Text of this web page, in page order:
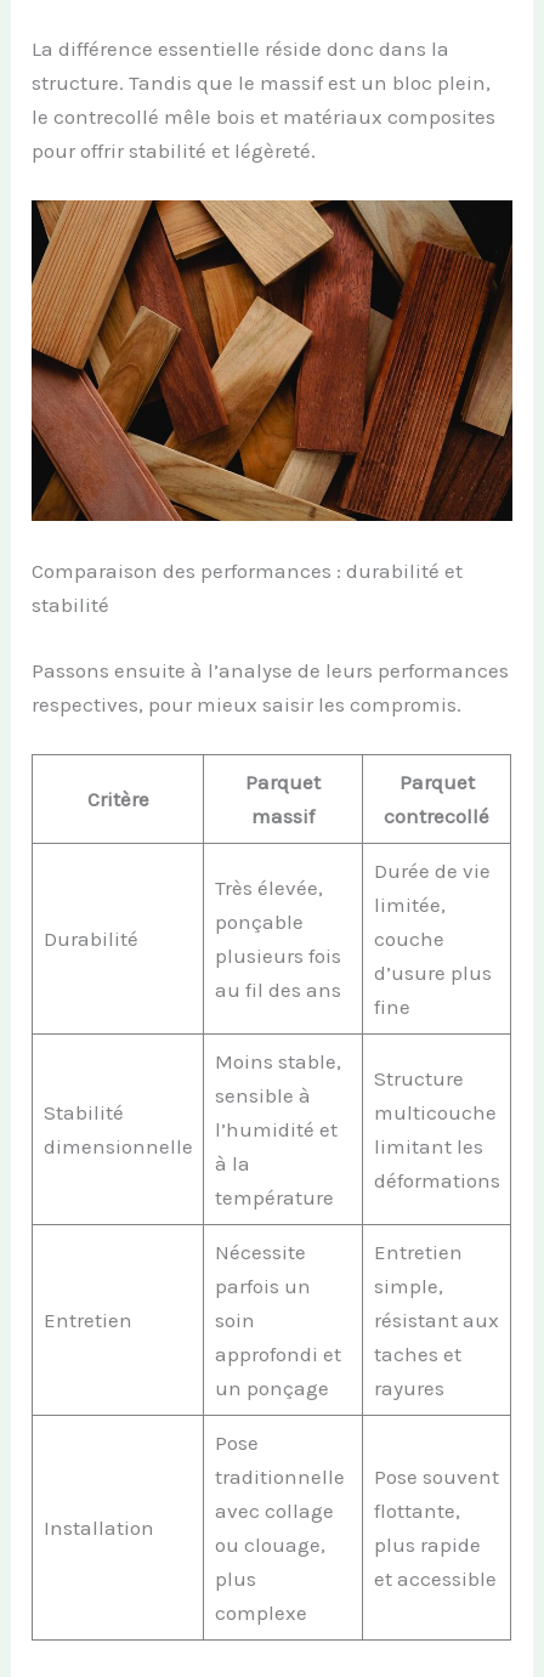
La différence essentielle réside donc dans la
structure. Tandis que le massif est un bloc plein,
le contrecollé mêle bois et matériaux composites
pour offrir stabilité et légèreté.
Comparaison des performances : durabilité et
stabilité
Passons ensuite à l’analyse de leurs performances
respectives, pour mieux saisir les compromis.
Critère
Parquet
massif
Parquet
contrecollé
Durabilité
Très élevée,
ponçable
plusieurs fois
au fil des ans
Durée de vie
limitée,
couche
d’usure plus
fine
Stabilité
dimensionnelle
Moins stable,
sensible à
l’humidité et
à la
température
Structure
multicouche
limitant les
déformations
Entretien
Nécessite
parfois un
soin
approfondi et
un ponçage
Entretien
simple,
résistant aux
taches et
rayures
Installation
Pose
traditionnelle
avec collage
ou clouage,
plus
complexe
Pose souvent
flottante,
plus rapide
et accessible